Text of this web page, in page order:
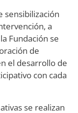
sensibilización
a
Fundación se
de
el desarrollo de
con cada
se realizan